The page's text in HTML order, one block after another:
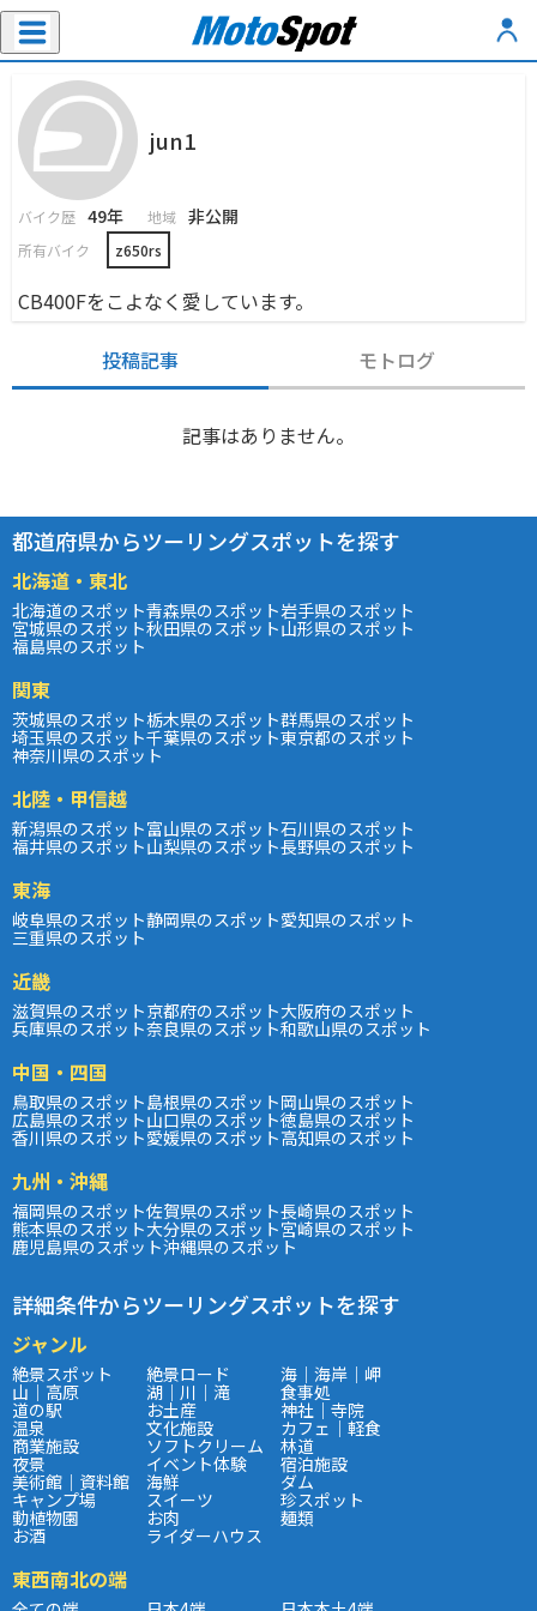
jun1
バイク歴 49年 地域 非公開
所有バイク z650rs
CB400Fをこよなく愛しています。
投稿記事 モトログ
記事はありません。
都道府県からツーリングスポットを探す
北海道・東北
北海道のスポット青森県のスポット岩手県のスポット
宮城県のスポット秋田県のスポット山形県のスポット
福島県のスポット
関東
茨城県のスポット栃木県のスポット群馬県のスポット
埼玉県のスポット千葉県のスポット東京都のスポット
神奈川県のスポット
北陸・甲信越
新潟県のスポット富山県のスポット石川県のスポット
福井県のスポット山梨県のスポット長野県のスポット
東海
岐阜県のスポット静岡県のスポット愛知県のスポット
三重県のスポット
近畿
滋賀県のスポット京都府のスポット大阪府のスポット
兵庫県のスポット奈良県のスポット和歌山県のスポット
中国・四国
鳥取県のスポット島根県のスポット岡山県のスポット
広島県のスポット山口県のスポット徳島県のスポット
香川県のスポット愛媛県のスポット高知県のスポット
九州・沖縄
福岡県のスポット佐賀県のスポット長崎県のスポット
熊本県のスポット大分県のスポット宮崎県のスポット
鹿児島県のスポット沖縄県のスポット
詳細条件からツーリングスポットを探す
ジャンル
絶景スポット 絶景ロード 海｜海岸｜岬
山｜高原 湖｜川｜滝 食事処
道の駅 お土産 神社｜寺院
温泉 文化施設 カフェ｜軽食
商業施設 ソフトクリーム 林道
夜景 イベント体験 宿泊施設
美術館｜資料館 海鮮 ダム
キャンプ場 スイーツ 珍スポット
動植物園 お肉 麺類
お酒 ライダーハウス
東西南北の端